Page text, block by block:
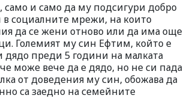
и само да му подсигури добро
социалните мрежи, на които
да се жени отново или да има още
Големият му син Ефтим, който е
дядо преди 5 години на малката
може вече да е дядо, но не си пада
от доведения му син, обожава да
са заедно на семейните